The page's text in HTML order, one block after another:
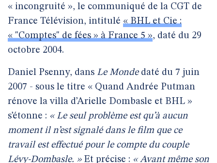
« incongruité », le communiqué de la CGT de
France Télévision, intitulé « BHL et Cie :
« "Comptes" de fées » à France 5 », daté du 29
octobre 2004.
Daniel Psenny, dans Le Mondedaté du 7 juin
2007 - sous le titre « Quand Andrée Putman
rénove la villa d’Arielle Dombasle et BHL »
s’étonne : « Le seul problème est qu’à aucun
moment il n’est signalé dans le film que ce
travail est effectué pour le compte du couple
Lévy-Dombasle. »Et précise : « Avant même son